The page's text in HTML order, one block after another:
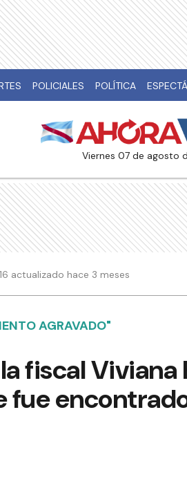
POLICIALES POLÍTICA
viernes 07 de agosto
actualizado hace 3 meses
AGRAVADO"
fiscal
fue